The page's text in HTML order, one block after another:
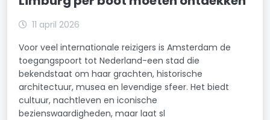
11 april 2026
Voor veel internationale reizigers is Amsterdam de
toegangspoort tot Nederland-een stad die
bekendstaat om haar grachten, historische
architectuur, musea en levendige sfeer. Het biedt
cultuur, nachtleven en iconische
bezienswaardigheden, maar laat sl